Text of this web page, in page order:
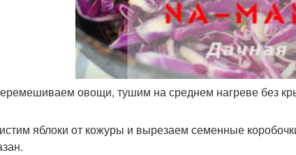
овощи, тушим на среднем нагреве без
яблоки от кожуры и вырезаем семенные